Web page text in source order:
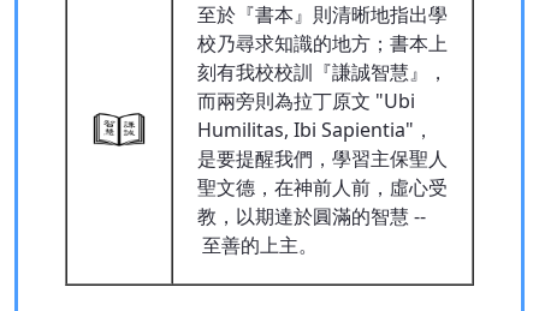
至於『書本』則清晰地指出學
校乃尋求知識的地方；書本上
刻有我校校訓『謙誠智慧』，
而兩旁則為拉丁原文 "Ubi
Humilitas, Ibi Sapientia"，
是要提醒我們，學習主保聖人
聖文德，在神前人前，虛心受
教，以期達於圓滿的智慧 --
至善的上主。